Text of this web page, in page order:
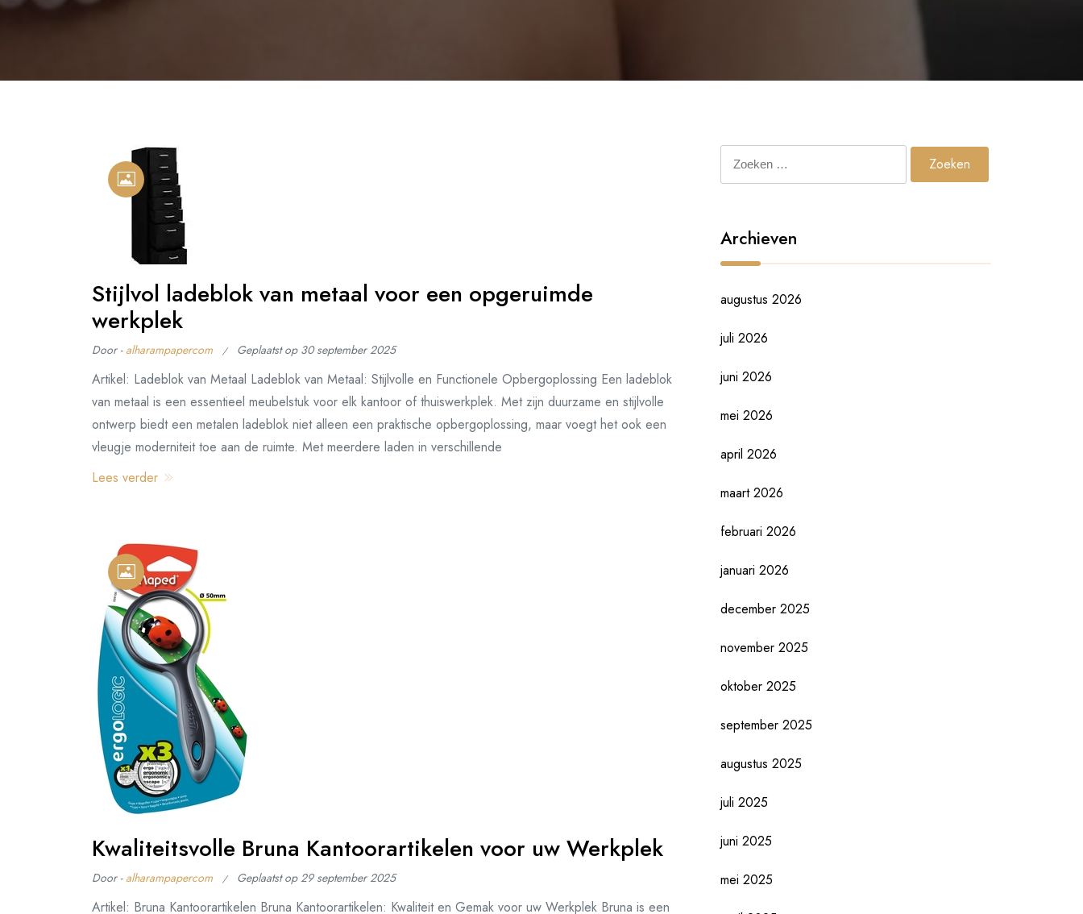
Stijlvol ladeblok van metaal voor een opgeruimde
werkplek
Door - alharampapercom Geplaatst op 30 september 2025
Artikel: Ladeblok van Metaal Ladeblok van Metaal: Stijlvolle en Functionele Opbergoplossing Een ladeblok
van metaal is een essentieel meubelstuk voor elk kantoor of thuiswerkplek. Met zijn duurzame en stijlvolle
ontwerp biedt een metalen ladeblok niet alleen een praktische opbergoplossing, maar voegt het ook een
vleugje moderniteit toe aan de ruimte. Met meerdere laden in verschillende
Lees verder
Kwaliteitsvolle Bruna Kantoorartikelen voor uw Werkplek
Door - alharampapercom Geplaatst op29 september 2025
Artikel: Bruna Kantoorartikelen Bruna Kantoorartikelen: Kwaliteit en Gemak voor uw Werkplek Bruna is een
Zoeken
naar:
Archieven
augustus 2026
juli 2026
juni 2026
mei 2026
april 2026
maart 2026
februari 2026
januari 2026
december 2025
november 2025
oktober 2025
september 2025
augustus 2025
juli 2025
juni 2025
mei 2025